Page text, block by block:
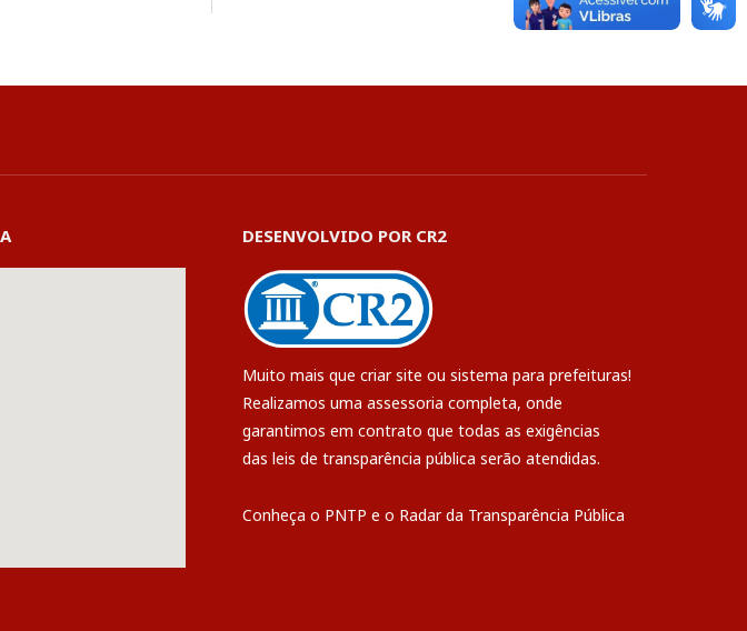
DESENVOLVIDO POR CR2
Muito mais que criar site ou sistema para prefeituras!
Realizamos uma assessoria completa, onde
garantimos em contrato que todas as exigências
das leis de transparência pública serão atendidas.
Conheça o PNTP e o Radar da Transparência Pública